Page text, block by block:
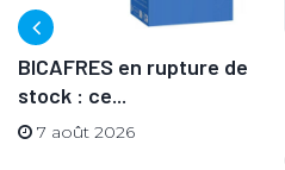
BICAFRES en rupture de
stock : ce...
7 août 2026